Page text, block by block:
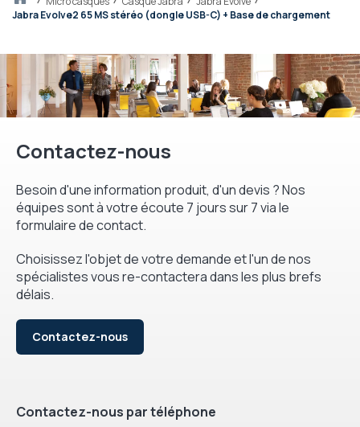
Jabra Evolve2 65 MS stéréo (dongle USB-C) + Base de chargement
Contactez-nous
Besoin d'une information produit, d'un devis ? Nos
équipes sont à votre écoute 7 jours sur 7 via le
formulaire de contact.
Choisissez l'objet de votre demande et l'un de nos
spécialistes vous re-contactera dans les plus brefs
délais.
Contactez-nous
Contactez-nous par téléphone